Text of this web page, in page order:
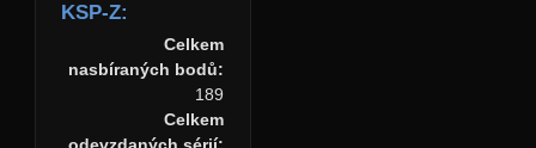
KSP-Z:
Celkem
nasbíraných bodů:
189
Celkem